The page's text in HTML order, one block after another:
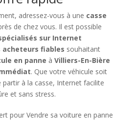
adressez-vous à une casse
de chez vous. Il est possible
sur Internet
acheteurs fiables souhaitant
en panne à Villiers-En-Bière
. Que votre véhicule soit
à la casse, Internet facilite
et sans stress.
pour Vendre sa voiture en panne